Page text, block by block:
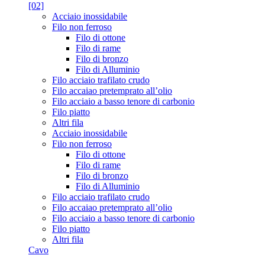
[02]
Acciaio inossidabile
Filo non ferroso
Filo di ottone
Filo di rame
Filo di bronzo
Filo di Alluminio
Filo acciaio trafilato crudo
Filo accaiao pretemprato all’olio
Filo acciaio a basso tenore di carbonio
Filo piatto
Altri fila
Acciaio inossidabile
Filo non ferroso
Filo di ottone
Filo di rame
Filo di bronzo
Filo di Alluminio
Filo acciaio trafilato crudo
Filo accaiao pretemprato all’olio
Filo acciaio a basso tenore di carbonio
Filo piatto
Altri fila
Cavo